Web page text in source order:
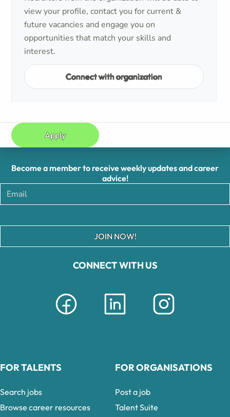
view your profile, contact you for current &
future vacancies and engage you on
opportunities that match your skills and
interest.
Connect with organization
Apply
CONNECT WITH US
Become a member to receive weekly updates and career
advice!
JOIN NOW!
FOR TALENTS
Search jobs
Browse career resources
FOR ORGANISATIONS
Post a job
Talent Suite